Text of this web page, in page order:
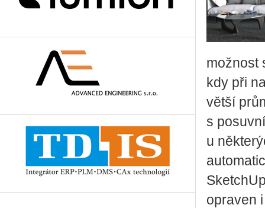
možnost
kdy při
větší
s
u
opraven